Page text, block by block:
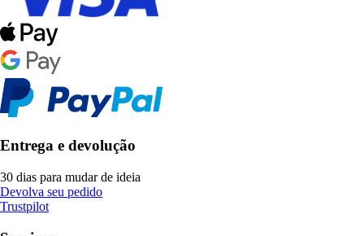
Entrega e devolução
30 dias para mudar de ideia
Devolva seu pedido
Trustpilot